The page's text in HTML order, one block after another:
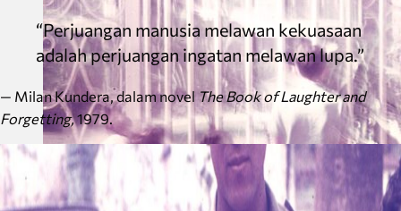
“Perjuangan manusia melawan kekuasaan
adalah perjuangan ingatan melawan lupa.”
— Milan Kundera, dalam novelThe Book of Laughter and
Forgetting,1979.